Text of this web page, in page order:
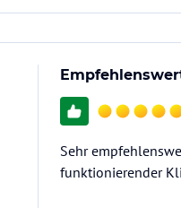
Sehr
funktionierender